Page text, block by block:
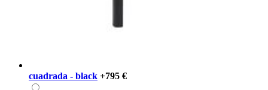
cuadrada - black +795 €